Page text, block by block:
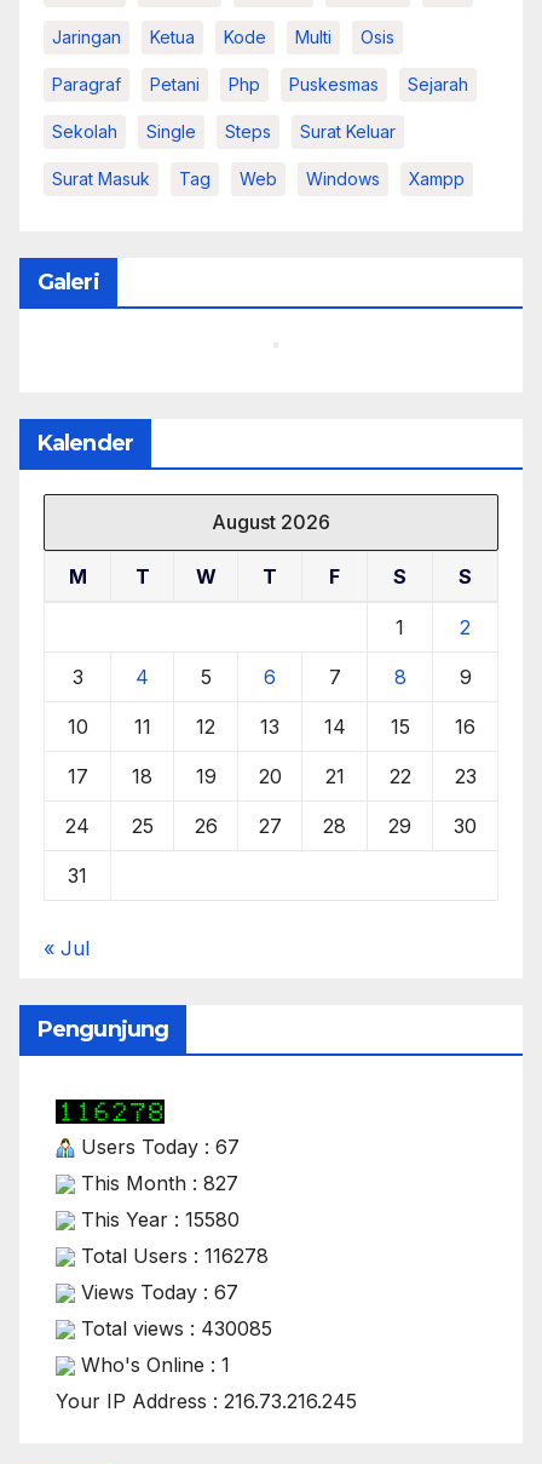
Jaringan Ketua Kode Multi Osis
Paragraf Petani Php Puskesmas Sejarah
Sekolah Single Steps Surat Keluar
Surat Masuk Tag Web Windows Xampp
Galeri
Kalender
August 2026
M T W T F S S
1 2
3 4 5 6 7 8 9
10 11 12 13 14 15 16
17 18 19 20 21 22 23
24 25 26 27 28 29 30
31
« Jul
Pengunjung
Users Today : 67
This Month : 827
This Year : 15580
Total Users : 116278
Views Today : 67
Total views : 430085
Who's Online : 1
Your IP Address : 216.73.216.245